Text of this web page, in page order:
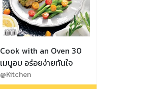
Cook with an Oven 30
เมนูอบ อร่อยง่ายทันใจ
@Kitchen